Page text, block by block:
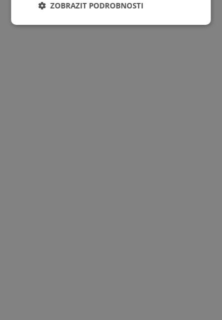
ZOBRAZIT PODROBNOSTI